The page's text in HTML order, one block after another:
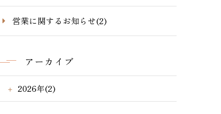
営業に関するお知らせ(2)
アーカイブ
2026年(2)